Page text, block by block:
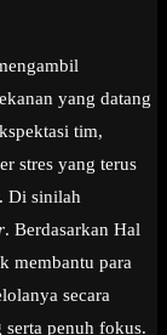
yang datang
tim,
stres yang terus
Di sinilah
. Berdasarkan Hal
membantu para
secara
serta penuh fokus.